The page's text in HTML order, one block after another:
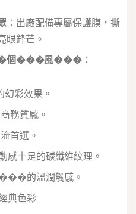
：出廠配備專屬保護膜，撕
眼鋒芒。
個���風��� ：
幻彩效果。
務質感。
首選。
感十足的碳纖維紋理。
的溫潤觸感。
典色彩